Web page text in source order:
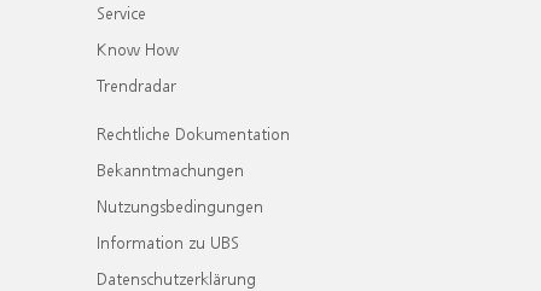
Service
Know How
Trendradar
Rechtliche Dokumentation
Bekanntmachungen
Nutzungsbedingungen
Information zu UBS
Datenschutzerklärung